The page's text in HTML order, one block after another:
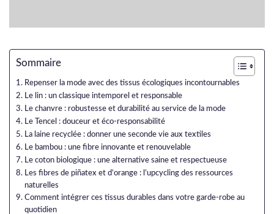
Sommaire
Repenser la mode avec des tissus écologiques incontournables
Le lin : un classique intemporel et responsable
Le chanvre : robustesse et durabilité au service de la mode
Le Tencel : douceur et éco-responsabilité
La laine recyclée : donner une seconde vie aux textiles
Le bambou : une fibre innovante et renouvelable
Le coton biologique : une alternative saine et respectueuse
Les fibres de piñatex et d’orange : l’upcycling des ressources
naturelles
Comment intégrer ces tissus durables dans votre garde-robe au
quotidien